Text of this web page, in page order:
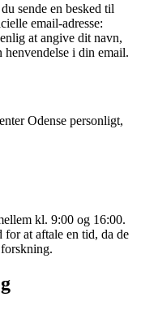
sende en besked til
email-adresse:
at angive dit navn,
i din email.
Odense personligt,
kl. 9:00 og 16:00.
for at aftale en tid, da de